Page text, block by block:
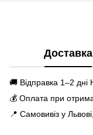
Доставка
🚚 Відправка 1–2
💰 Оплата при
📍 Самовивіз у